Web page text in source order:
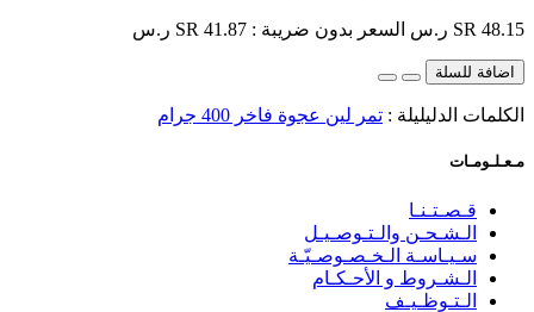
SR 48.15 ر.س السعر بدون ضريبة : SR 41.87 ر.س
اضافة للسلة
الكلمات الدليليلة : تمر لين عجوة فاخر 400 جرام
مـعـلـومـات
قـصـتـنـا
الـشـحـن والـتـوصـيـل
سـيـاسـة الـخـصـوصـيّـة
الـشـروط و الأحـكـام
الـتـوظـيـف